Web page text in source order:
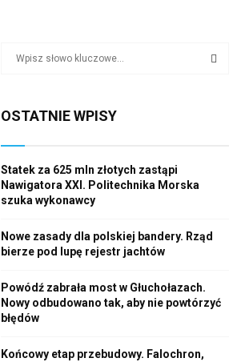
c
o
r
:
OSTATNIE WPISY
Statek za 625 mln złotych zastąpi
Nawigatora XXI. Politechnika Morska
szuka wykonawcy
Nowe zasady dla polskiej bandery. Rząd
bierze pod lupę rejestr jachtów
Powódź zabrała most w Głuchołazach.
Nowy odbudowano tak, aby nie powtórzyć
błędów
Końcowy etap przebudowy. Falochron,